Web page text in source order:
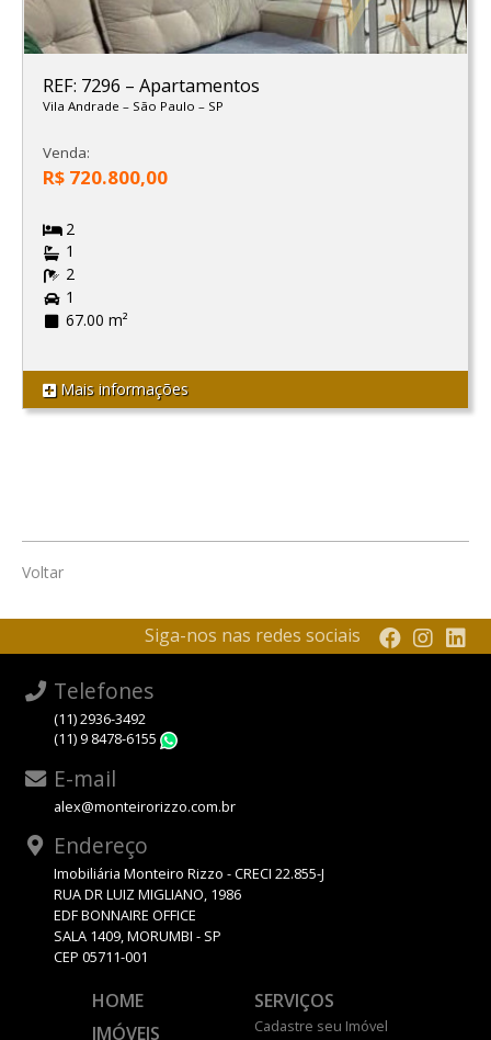
REF: 7296 – Apartamentos
Vila Andrade – São Paulo – SP
Venda:
R$ 720.800,00
2
1
2
1
67.00 m²
Mais informações
Voltar
Siga-nos nas redes sociais
Telefones
(11) 2936-3492
(11) 9 8478-6155
E-mail
alex@monteirorizzo.com.br
Endereço
Imobiliária Monteiro Rizzo - CRECI 22.855-J
RUA DR LUIZ MIGLIANO, 1986
EDF BONNAIRE OFFICE
SALA 1409, MORUMBI - SP
CEP 05711-001
HOME
IMÓVEIS
SERVIÇOS
Cadastre seu Imóvel